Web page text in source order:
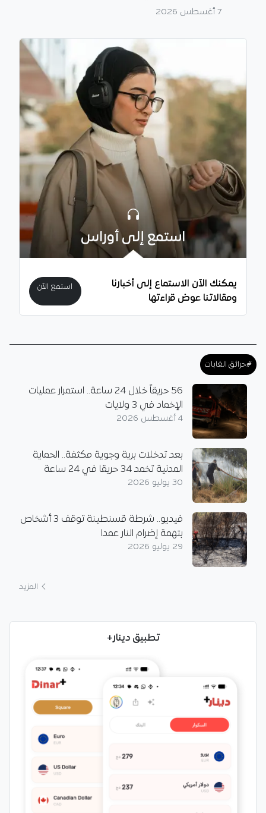
7 أغسطس 2026
استمع إلى أوراس
يمكنك الآن الاستماع إلى أخبارنا
ومقالاتنا عوض قراءتها
استمع الآن
#حرائق الغابات
56 حريقاً خلال 24 ساعة.. استمرار عمليات
الإخماد في 3 ولايات
4 أغسطس 2026
بعد تدخلات برية وجوية مكثفة.. الحماية
المدنية تخمد 34 حريقا في 24 ساعة
30 يوليو 2026
فيديو.. شرطة قسنطينة توقف 3 أشخاص
بتهمة إضرام النار عمدا
29 يوليو 2026
المزيد
تطبيق دينار+